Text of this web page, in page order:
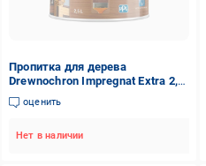
Пропитка для дерева
Drewnochron Impregnat Extra 2,5
л Дуб (2790695749)
оценить
Нет в наличии